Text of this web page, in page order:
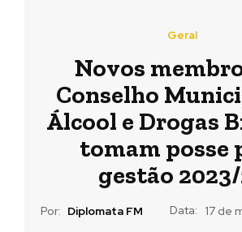
Geral
Novos
Conselho
Álcool e Drogas
tomam posse
gestão
Por: Diplomata FM Data: 17 de